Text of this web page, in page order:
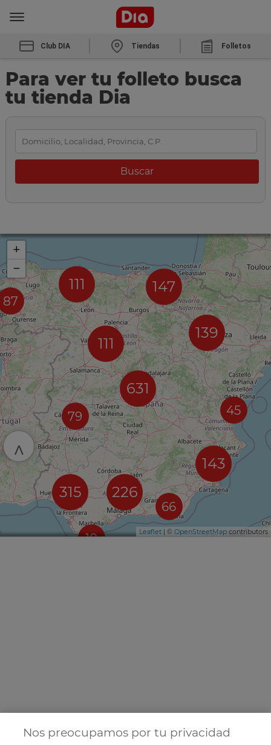
Club DIA Tiendas Folletos
Para ver tu folleto busca
tu tienda Dia
87
111 147
111
79
631
10
226
315
139
66
45
143
+
−
Leaflet | © OpenStreetMap contributors
^
Nos preocupamos por tu privacidad